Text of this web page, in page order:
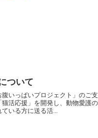
ついて
いっぱいプロジェクト」のご
活応援」を開発し、動物愛護
いる方に送る活...